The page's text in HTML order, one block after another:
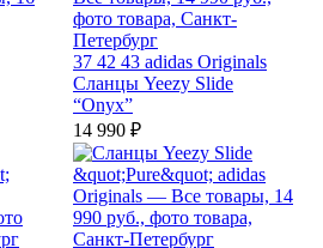
37 42 43 adidas Originals
Сланцы Yeezy Slide
“Onyx”
14 990 ₽